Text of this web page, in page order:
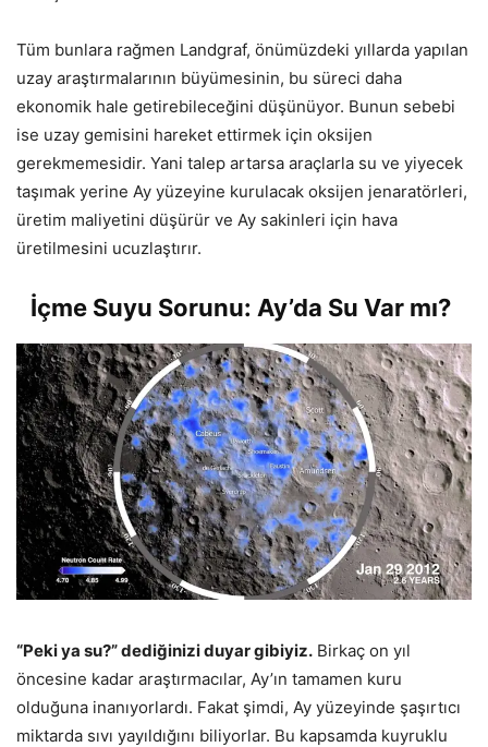
Tüm bunlara rağmen Landgraf, önümüzdeki yıllarda yapılan
uzay araştırmalarının büyümesinin, bu süreci daha
ekonomik hale getirebileceğini düşünüyor. Bunun sebebi
ise uzay gemisini hareket ettirmek için oksijen
gerekmemesidir. Yani talep artarsa araçlarla su ve yiyecek
taşımak yerine Ay yüzeyine kurulacak oksijen jenaratörleri,
üretim maliyetini düşürür ve Ay sakinleri için hava
üretilmesini ucuzlaştırır.
İçme Suyu Sorunu: Ay’da Su Var mı?
“Peki ya su?” dediğinizi duyar gibiyiz. Birkaç on yıl
öncesine kadar araştırmacılar, Ay’ın tamamen kuru
olduğuna inanıyorlardı. Fakat şimdi, Ay yüzeyinde şaşırtıcı
miktarda sıvı yayıldığını biliyorlar. Bu kapsamda kuyruklu